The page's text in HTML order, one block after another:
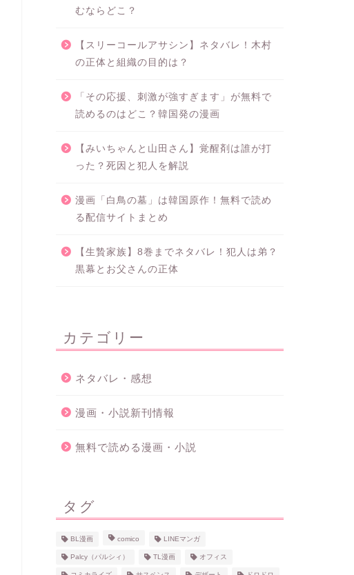
むならどこ？
【スリーコールアサシン】ネタバレ！木村
の正体と組織の目的は？
「その応援、刺激が強すぎます」が無料で
読めるのはどこ？韓国発の漫画
【みいちゃんと山田さん】覚醒剤は誰が打
った？死因と犯人を解説
漫画「白鳥の墓」は韓国原作！無料で読め
る配信サイトまとめ
【生贄家族】8巻までネタバレ！犯人は弟？
黒幕とお父さんの正体
カテゴリー
ネタバレ・感想
漫画・小説新刊情報
無料で読める漫画・小説
タグ
BL漫画 comico LINEマンガ
Palcy（パルシィ） TL漫画 オフィス